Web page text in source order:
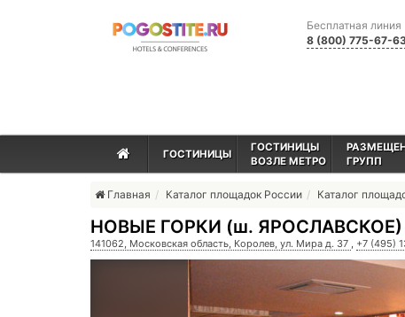
Бесплатная линия
8 (800) 775-67-
ГОСТИНИЦЫ
ГОСТИНИЦЫ
ВОЗЛЕ МЕТРО
ГРУПП
Главная Каталог площадок России Каталог
НОВЫЕ ГОРКИ (ш. ЯРОСЛАВСКОЕ)
141062, Московская область, Королев, ул. Мира д. 37 +7 (495)